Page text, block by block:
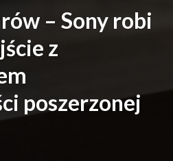
– Sony robi
z
poszerzonej